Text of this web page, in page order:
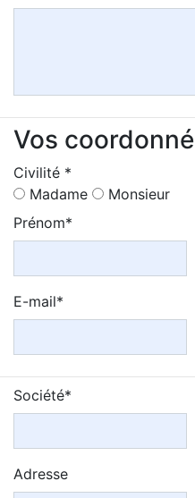
Vos
Civilité *
Madame
Monsieur
Prénom*
E-mail*
Société*
Adresse